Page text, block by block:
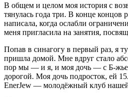
В общем и целом моя история с
тянулась года три. В конце концов
написала, когда ослабли
меня пригласила на занятия,
Попав в синагогу в первый раз, я
пришла домой. Мне вдруг стало
пор мы — и я, и моя дочь — с Б-
дорогой. Моя дочь подросток, ей
EnerJew — молодёжный клуб